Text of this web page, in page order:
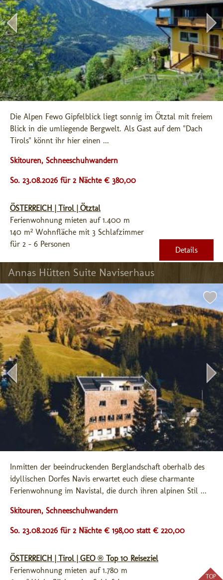
Die Alpen Fewo Gipfelblick liegt sonnig im Ötztal mit freiem
Blick in die umliegende Bergwelt. Als Gast auf dem "Dach
Tirols" könnt ihr hier einen ...
Skitouren, Schneeschuhwandern
So. 23.08.2026 für 2 Nächte € 380,00
ÖSTERREICH | Tirol | Ötztal
Ferienwohnung mieten auf 1.400 m
140 m² Wohnfläche mit 3 Schlafzimmer
für 2 - 6 Personen
Details
Annas Hütten Suite Naviserhaus
Inmitten der beeindruckenden Berglandschaft oberhalb des
idyllischen Dorfes Navis erwartet euch diese charmante
Ferienwohnung im Navistal, die durch ihren alpinen Stil ...
Skitouren, Schneeschuhwandern
So. 23.08.2026 für 2 Nächte € 198,00 statt € 220,00
ÖSTERREICH | Tirol | GEO ® Top 10 Reiseziel
Ferienwohnung mieten auf 1.780 m
TOP